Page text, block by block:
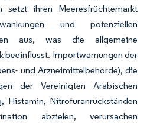
setzt ihren Meeresfrüchtemarkt
und potenziellen
aus, was die allgemeine
beeinflusst. Importwarnungen der
und Arzneimittelbehörde), die
der Vereinigten Arabischen
Histamin, Nitrofuranrückständen
abzielen, verursachen